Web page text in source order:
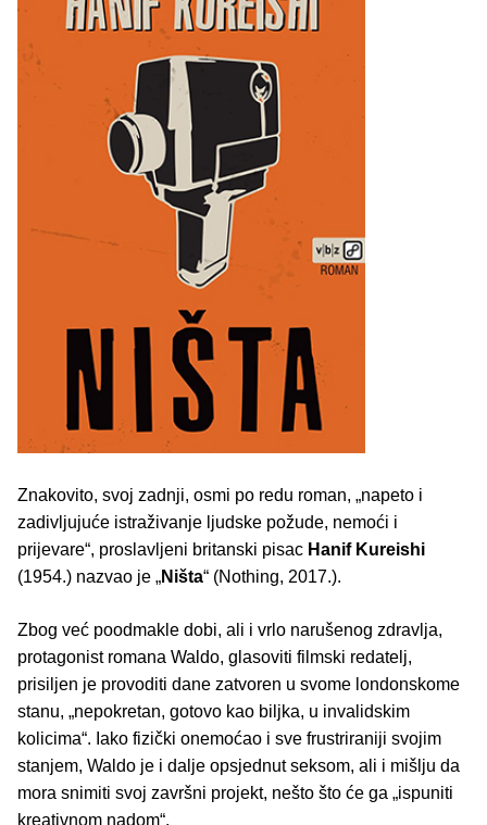
Znakovito, svoj zadnji, osmi po redu roman, „napeto i
zadivljujuće istraživanje ljudske požude, nemoći i
prijevare“, proslavljeni britanski pisac Hanif Kureishi
(1954.) nazvao je „Ništa“ (Nothing, 2017.).
Zbog već poodmakle dobi, ali i vrlo narušenog zdravlja,
protagonist romana Waldo, glasoviti filmski redatelj,
prisiljen je provoditi dane zatvoren u svome londonskome
stanu, „nepokretan, gotovo kao biljka, u invalidskim
kolicima“. Iako fizički onemoćao i sve frustriraniji svojim
stanjem, Waldo je i dalje opsjednut seksom, ali i mišlju da
mora snimiti svoj završni projekt, nešto što će ga „ispuniti
kreativnom nadom“.